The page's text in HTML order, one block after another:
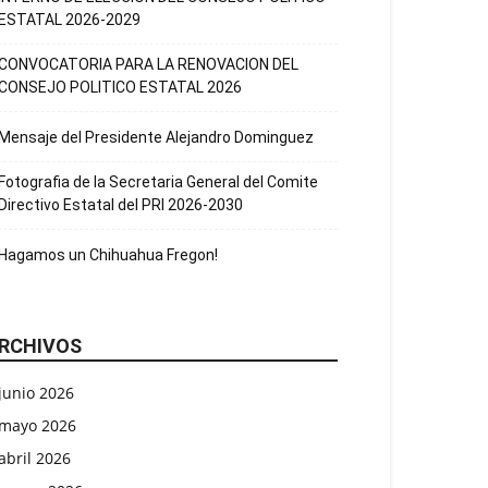
ESTATAL 2026-2029
PARA LA RENOVACION DEL
POLITICO ESTATAL 2026
Mensaje del Presidente Alejandro Dominguez
Fotografia de la Secretaria General del Comite
Directivo Estatal del PRI 2026-2030
Hagamos un Chihuahua Fregon!
junio 2026
mayo 2026
2026